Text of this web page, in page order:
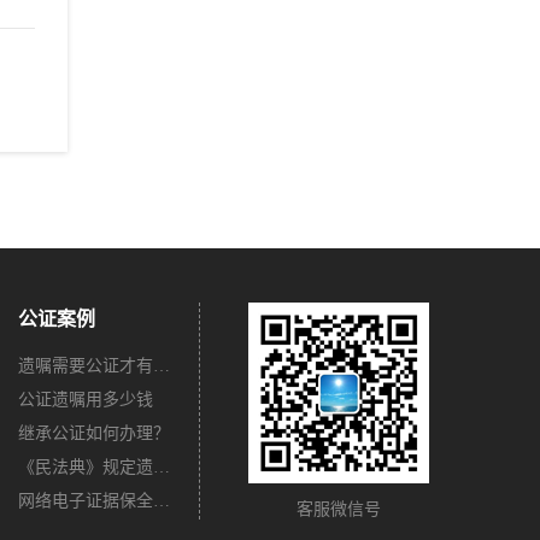
公证案例
遗嘱需要公证才有法律效力吗？
公证遗嘱用多少钱
继承公证如何办理？
《民法典》规定遗嘱不公证有法律效力吗？
网络电子证据保全公证怎么办理？
客服微信号